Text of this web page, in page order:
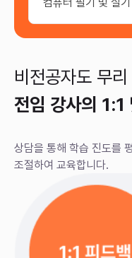
비전공자도 무
전임 강사의 1:1
상담을 통해 학습 진도를
조절하여 교육합니다.